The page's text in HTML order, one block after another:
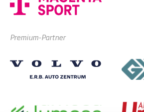
Premium-Partner